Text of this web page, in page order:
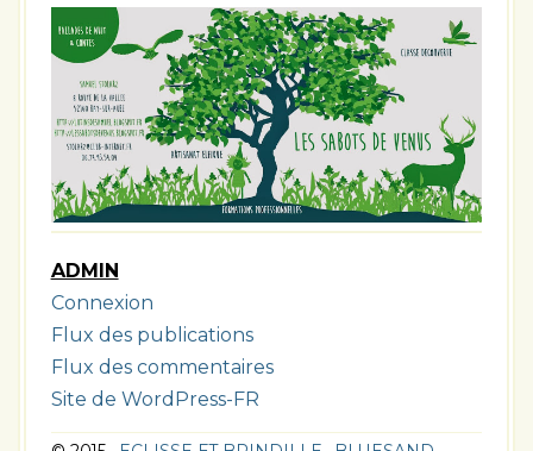
ADMIN
Connexion
Flux des publications
Flux des commentaires
Site de WordPress-FR